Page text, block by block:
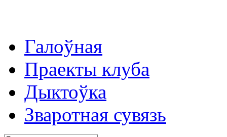
Галоўная
Праекты клуба
Дыктоўка
Зваротная сувязь